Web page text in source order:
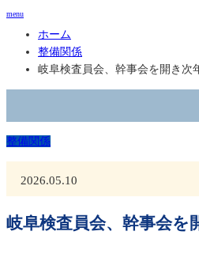
menu
ホーム
整備関係
岐阜検査員会、幹事会を開き次
整備関係
2026.05.10
岐阜検査員会、幹事会を